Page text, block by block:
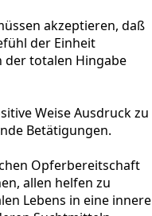
akzeptieren, daß
der Einheit
der totalen Hingabe
Weise Ausdruck zu
Betätigungen.
Opferbereitschaft
allen helfen zu
Lebens in eine innere